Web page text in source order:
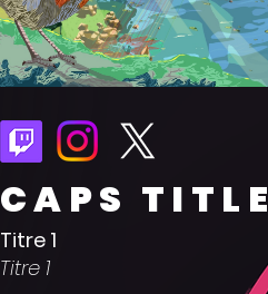
CAPS TITLE
Titre 1
Titre 1